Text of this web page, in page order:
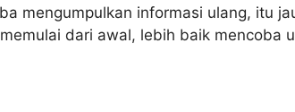
mengumpulkan informasi ulang, itu
dari awal, lebih baik mencoba